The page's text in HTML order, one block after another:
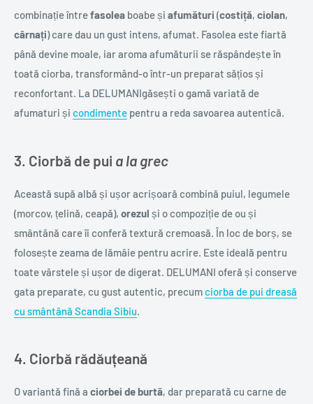
combinație întrefasolea boabe și afumături (costiță, ciolan,
cârnați) care dau un gust intens, afumat. Fasolea este fiartă
până devine moale, iar aroma afumăturii se răspândește în
toată ciorba, transformând-o într-un preparat sățios și
reconfortant. La DELUMANIgăsești o gamă variată de
afumaturi și condimente pentru a reda savoarea autentică.
3. Ciorbă de pui a la grec
Această supă albă și ușor acrișoară combină puiul, legumele
(morcov, țelină, ceapă), orezul și o compoziție de ou și
smântână care îi conferă textură cremoasă. În loc de borș, se
folosește zeama de lămâie pentru acrire. Este ideală pentru
toate vârstele și ușor de digerat. DELUMANI oferă și conserve
gata preparate, cu gust autentic, precumciorba de pui dreasă
cu smântână Scandia Sibiu
4. Ciorbă rădăuțeană
O variantă fină a ciorbei de burtă, dar preparată cu carne de